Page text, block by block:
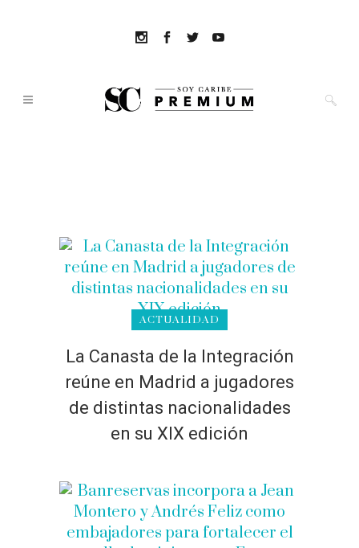
ACTUALIDAD
La Canasta de la Integración
reúne en Madrid a jugadores
de distintas nacionalidades
en su XIX edición